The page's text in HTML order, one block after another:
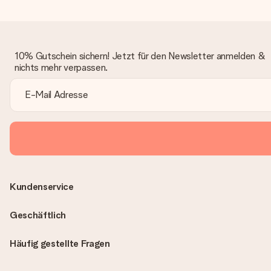
10% Gutschein sichern! Jetzt für den Newsletter anmelden &
nichts mehr verpassen.
Häufig gestellte Fragen
Kundenservice
Geschäftlich